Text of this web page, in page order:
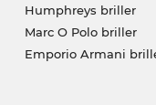
Humphreys briller
Marc O Polo briller
Emporio Armani